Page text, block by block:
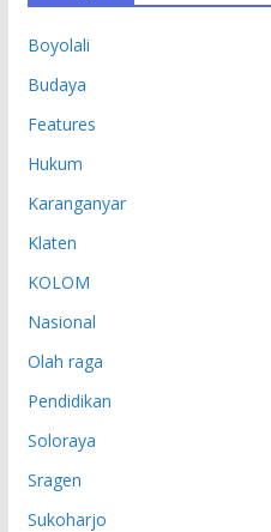
Boyolali
Budaya
Features
Hukum
Karanganyar
Klaten
KOLOM
Nasional
Olah raga
Pendidikan
Soloraya
Sragen
Sukoharjo